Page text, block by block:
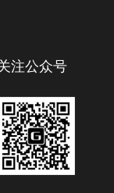
注公众号